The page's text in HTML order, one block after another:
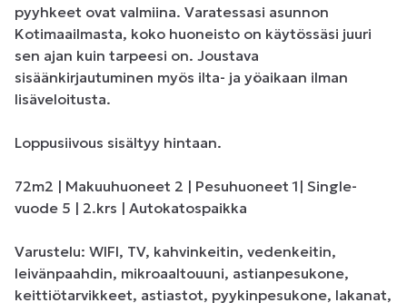
pyyhkeet ovat valmiina. Varatessasi asunnon
Kotimaailmasta, koko huoneisto on käytössäsi juuri
sen ajan kuin tarpeesi on. Joustava
sisäänkirjautuminen myös ilta- ja yöaikaan ilman
lisäveloitusta.
Loppusiivous sisältyy hintaan.
72m2 | Makuuhuoneet 2 | Pesuhuoneet 1| Single-
vuode 5 | 2.krs | Autokatospaikka
Varustelu: WIFI, TV, kahvinkeitin, vedenkeitin,
leivänpaahdin, mikroaaltouuni, astianpesukone,
keittiötarvikkeet, astiastot, pyykinpesukone, lakanat,